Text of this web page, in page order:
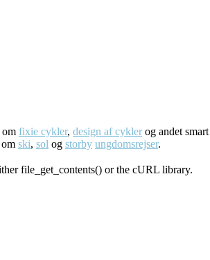
om fixie cykler, design af cyklerog andet smart
ski, sol og storby ungdomsrejser.
file_get_contents() or the cURL library.